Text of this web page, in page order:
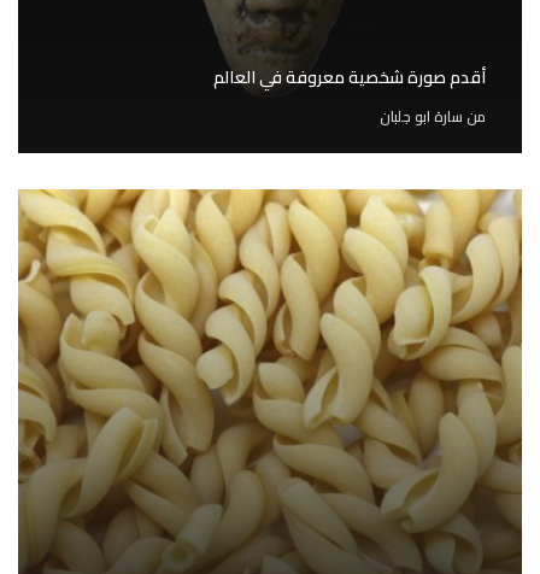
أقدم صورة شخصية معروفة في العالم
من سارة ابو جلبان